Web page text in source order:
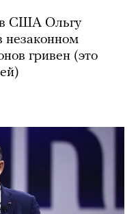
в США Ольгу
незаконном
гривен (это